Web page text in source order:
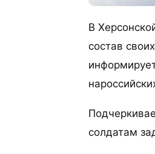
В
состав
солдатам